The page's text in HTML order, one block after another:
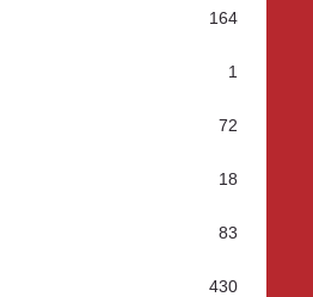
164
1
72
18
83
430